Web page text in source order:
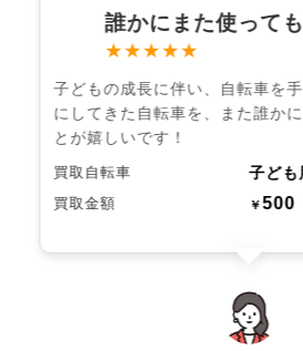
誰かにまた使って
★★★★★
子どもの成長に伴い、自転車を
にしてきた自転車を、また誰か
とが嬉しいです！
買取自転車 子ども
買取金額 ￥500
chevron_left chevron_right